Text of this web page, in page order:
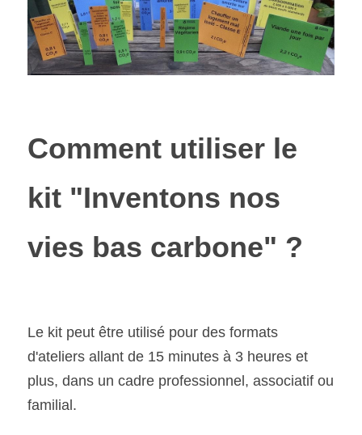
Comment utiliser le
kit "Inventons nos
vies bas carbone" ?
Le kit peut être utilisé pour des formats
d'ateliers allant de 15 minutes à 3 heures et
plus, dans un cadre professionnel, associatif ou
familial.